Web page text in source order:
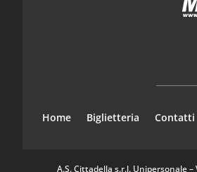
Home Biglietteria Contatti
A.S. Cittadella s.r.l. Unipersonale –